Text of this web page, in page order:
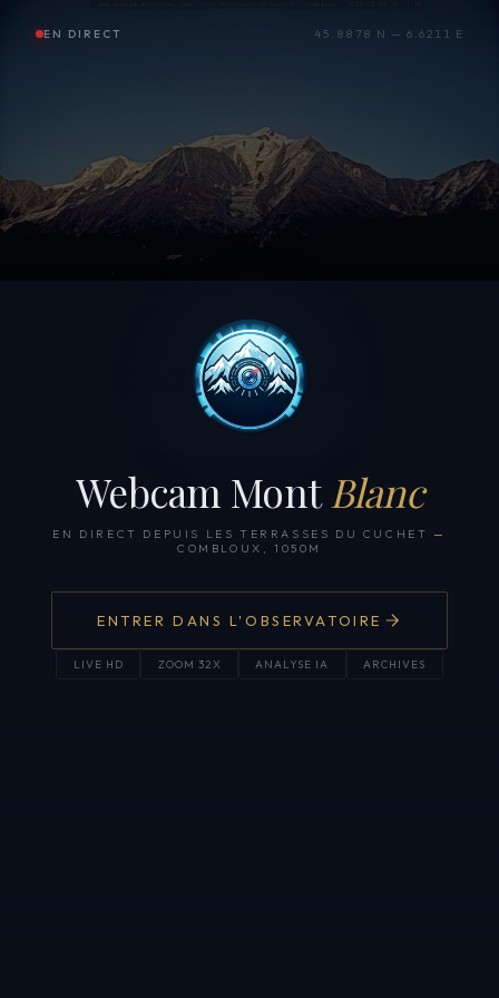
EN DIRECT 45.8878 N — 6.6211 E
Webcam Mont Blanc
EN DIRECT DEPUIS LES TERRASSES DU CUCHET —
COMBLOUX, 1050M
ENTRER DANS L'OBSERVATOIRE
LIVE HD ZOOM 32X ANALYSE IA ARCHIVES